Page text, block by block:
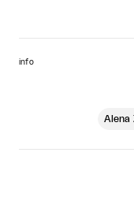
info
Alena